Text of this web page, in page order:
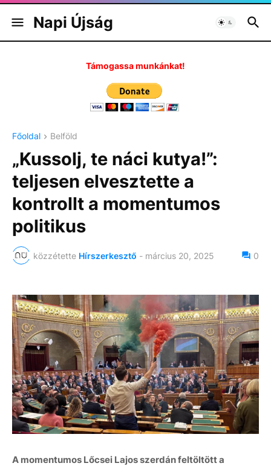
Napi Újság
Támogassa munkánkat!
Főoldal Belföld
„Kussolj, te náci kutya!”:
teljesen elvesztette a
kontrollt a momentumos
politikus
közzétette Hírszerkesztő - március 20, 2025 0
A momentumos Lőcsei Lajos szerdán feltöltött a